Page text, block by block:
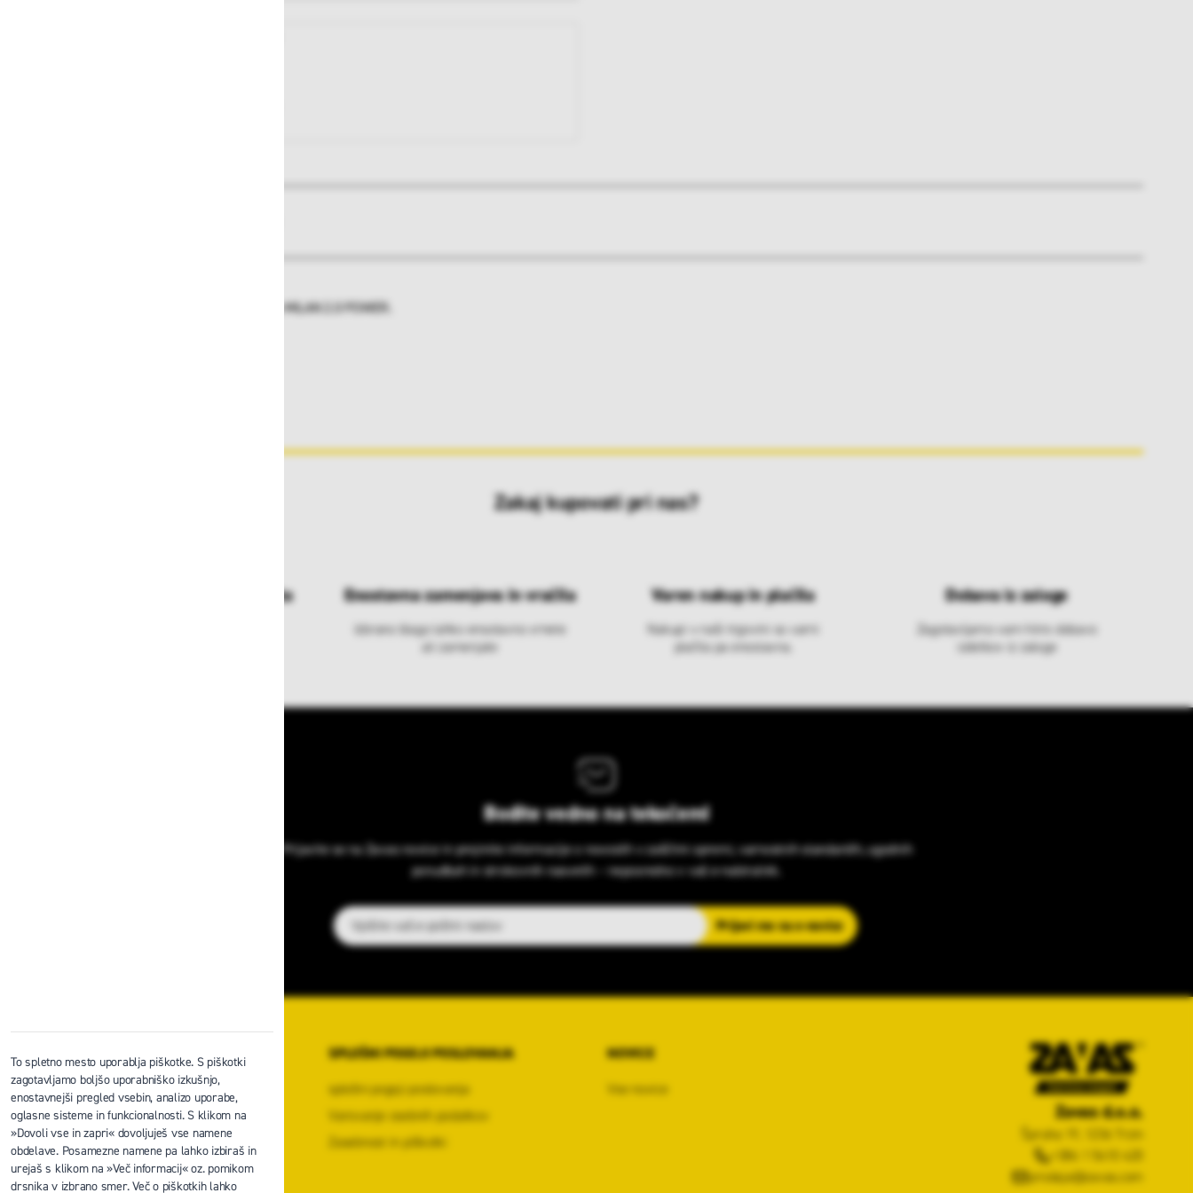
Za navijanje vrvi pri reševalnem sistemu MILAN 2.0 POWER.
Zakaj kupovati pri nas?
Dostava in prevzemna mesta Enostavna zamenjava in vračila
Izbrano blago lahko ensotavno vrnete
ali zamenjate
Varen nakup in plačila
Nakupi v naši trgovini so varni
plačila pa enostavna.
Dobava iz zaloge
Zagotavljamo vam hitro dobavo
izdelkov iz zaloge
Bodite vedno na tekočem!
Prijavite se na Zavas novice in prejmite informacije o novostih v zaščitni opremi, varnostnih standardih, ugodnih
ponudbah in strokovnih nasvetih – neposredno v vaš e-nabiralnik.
E-poštni naslov
Prijavi me na e-novice
O podjetju
Kontaktni center podjetja
Center za varno delo na višini
Zaposlitev
SPLOŠNI POGOJI POSLOVANJA
splošni pogoji poslovanja
Varovanje osebnih podatkov
Zasebnost in piškotki
NOVICE
Vse novice
Zavas d.o.o.
Špruha 19, 1236 Trzin
+386 1 5610 420
prodaja@zavas.com
To spletno mesto uporablja piškotke. S piškotki
zagotavljamo boljšo uporabniško izkušnjo,
enostavnejši pregled vsebin, analizo uporabe,
oglasne sisteme in funkcionalnosti. S klikom na
»Dovoli vse in zapri« dovoljuješ vse namene
obdelave. Posamezne namene pa lahko izbiraš in
urejaš s klikom na »Več informacij« oz. pomikom
drsnika v izbrano smer. Več o piškotkih lahko